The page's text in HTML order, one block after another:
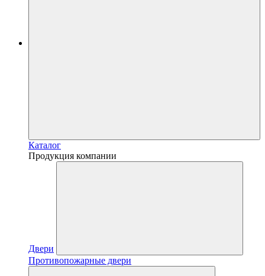
Каталог
Продукция компании
Двери
Противопожарные двери